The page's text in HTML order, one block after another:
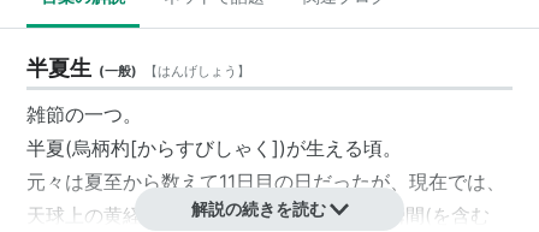
半夏生 (一般) 【はんげしょう 】
雑節の一つ。
半夏(烏柄杓[からすびしゃく])が生える頃。
元々は夏至から数えて11日目の日だったが、現在では、
天球上の黄経100度の点を太陽が通過する瞬間(を含む
解説の続きを読む